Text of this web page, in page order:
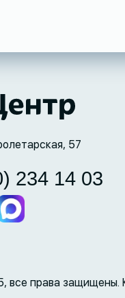
57
234 14 03
все права защищены.